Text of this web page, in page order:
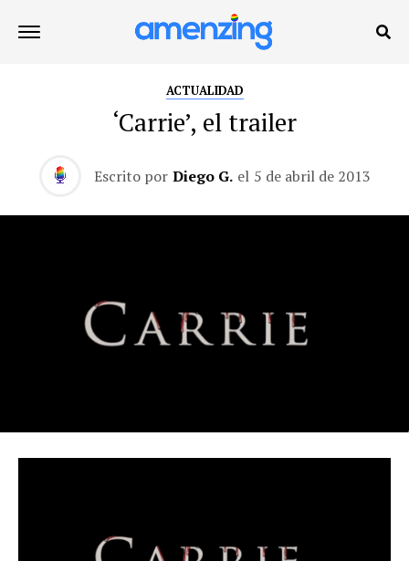
ACTUALIDAD
‘Carrie’, el trailer
Escrito por Diego G. el 5 de abril de 2013